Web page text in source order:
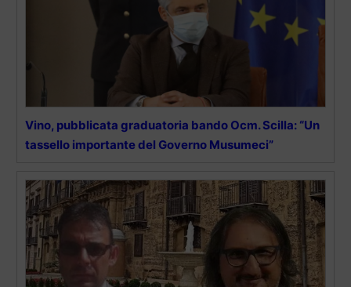
Vino, pubblicata graduatoria bando Ocm. Scilla: “Un
tassello importante del Governo Musumeci”